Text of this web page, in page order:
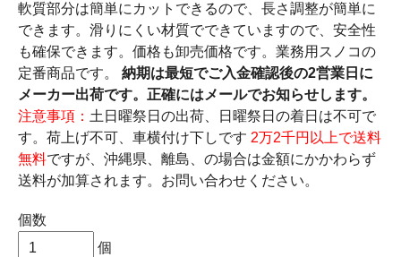
軟質部分は簡単にカットできるので、長さ調整が簡単に
できます。滑りにくい材質でできていますので、安全性
も確保できます。価格も卸売価格です。業務用スノコの
定番商品です。 納期は最短でご入金確認後の2営業日に
メーカー出荷です。正確にはメールでお知らせします。
注意事項： 土日曜祭日の出荷、日曜祭日の着日は不可で
す。荷上げ不可、車横付け下しです 2万2千円以上で送料
無料ですが、沖縄県、離島、の場合は金額にかかわらず
送料が加算されます。お問い合わせください。
個数
個